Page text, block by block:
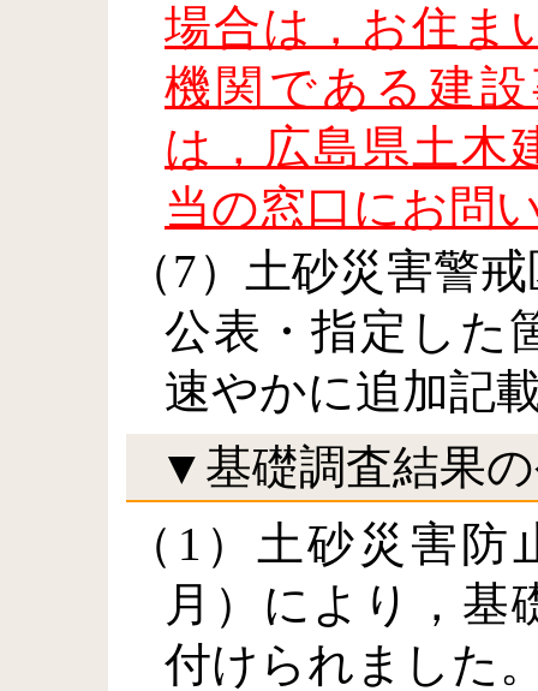
場合は，お住ま
機関である建
は，広島県土木
当の窓口にお問
（7）土砂災害警
公表・指定した
速やかに追加記
▼基礎調査結果
（1）土砂災害
月）により，基
付けられました